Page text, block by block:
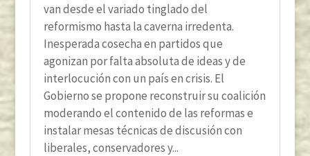
van desde el variado tinglado del
reformismo hasta la caverna irredenta.
Inesperada cosecha en partidos que
agonizan por falta absoluta de ideas y de
interlocución con un país en crisis. El
Gobierno se propone reconstruir su coalición
moderando el contenido de las reformas e
instalar mesas técnicas de discusión con
liberales, conservadores y...